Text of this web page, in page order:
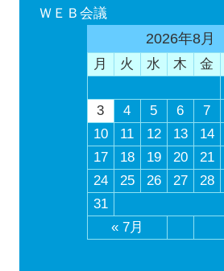
ＷＥＢ会議
2026年8月
月 火 水 木 金
« 7月
3
4 5 6 7
10
11 12 13 14
17
18 19 20 21
24
25 26 27 28
31